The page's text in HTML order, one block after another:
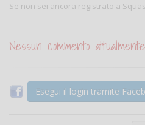
Se non sei ancora registrato a
Nessun commento
Esegui il login tramite